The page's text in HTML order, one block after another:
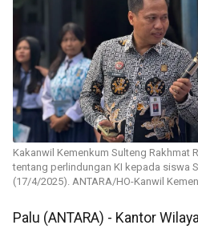
Kakanwil Kemenkum Sulteng Rakhmat
tentang perlindungan KI kepada siswa
(17/4/2025). ANTARA/HO-Kanwil
Palu (ANTARA) - Kantor